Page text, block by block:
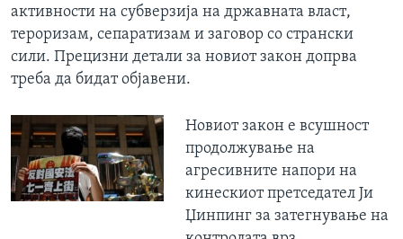
активности на субверзија на државната власт,
тероризам, сепаратизам и заговор со странски
сили. Прецизни детали за новиот закон допрва
треба да бидат објавени.
Новиот закон е всушност
продолжување на
агресивните напори на
кинескиот претседател Ји
Џинпинг за затегнување на